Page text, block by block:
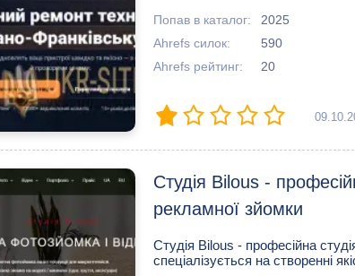
Попав в каталог:
2025
Ahrefs силок:
590
Ahrefs рейтинг:
20
Студія Bilous -
рекламної зйомки
Студія Bilous - професійна
спеціалізується на створенні